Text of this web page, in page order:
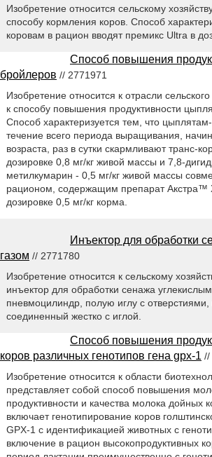
Изобретение относится сельскому
способу кормления коров. Способ
коровам в рацион вводят премикс Ultra в
Способ повышения
бройлеров // 2771971
Изобретение относится к отрасли
к способу повышения продуктивности
Способ характеризуется тем, что
течение всего периода выращивания,
возраста, раз в сутки скармливают транс-
дозировке 0,8 мг/кг живой массы и 7,8-
метилкумарин - 0,5 мг/кг живой массы
рационом, содержащим препарат Акстра™
дозировке 0,5 мг/кг корма.
Инъектор для обработки
газом // 2771780
Изобретение относится к сельскому
инъектор для обработки сенажа
пневмоцилиндр, полую иглу с отверстиями,
соединенный жестко с иглой.
Способ повышения
коров различных генотипов гена gpx-1 //
Изобретение относится к области
представляет собой способ повышения
продуктивности и качества молока дойных
включает генотипирование коров
GPX-1 с идентификацией животных с
включение в рацион высокопродуктивных